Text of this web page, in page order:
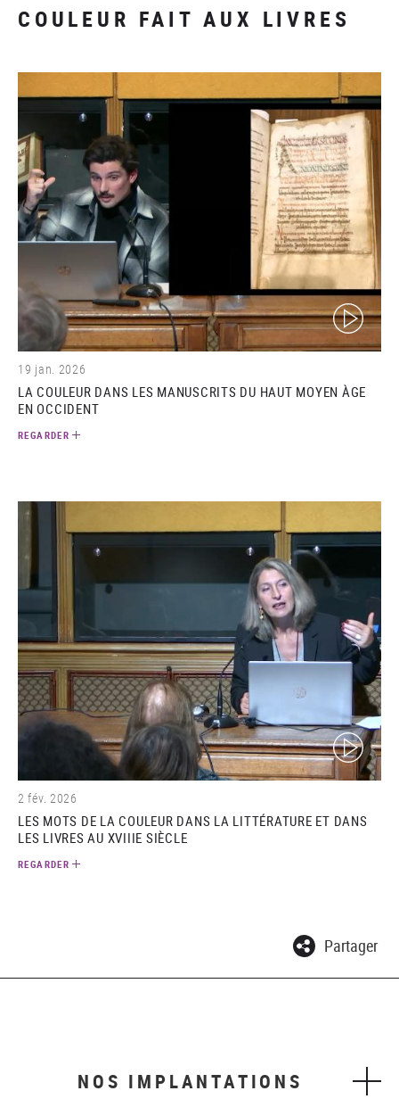
COULEUR FAIT AUX LIVRES
(video)
19 jan. 2026
LA COULEUR DANS LES MANUSCRITS DU HAUT MOYEN ÀGE
EN OCCIDENT
REGARDER
(video)
2 fév. 2026
LES MOTS DE LA COULEUR DANS LA LITTÉRATURE ET DANS
LES LIVRES AU XVIIIE SIÈCLE
REGARDER
Partager
NOS IMPLANTATIONS